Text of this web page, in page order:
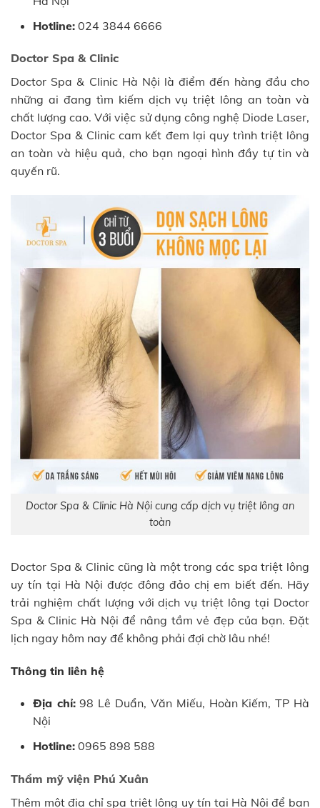
Hotline:024 3844 6666
Doctor Spa & Clinic
Doctor Spa & Clinic Hà Nội là điểm đến hàng đầu cho
những ai đang tìm kiếm dịch vụ triệt lông an toàn và
chất lượng cao. Với việc sử dụng công nghệ Diode Laser,
Doctor Spa & Clinic cam kết đem lại quy trình triệt lông
an toàn và hiệu quả, cho bạn ngoại hình đầy tự tin và
quyến rũ.
Doctor Spa & Clinic Hà Nội cung cấp dịch vụ triệt lông an
toàn
Doctor Spa & Clinic cũng là một trong các spa triệt lông
uy tín tại Hà Nội được đông đảo chị em biết đến. Hãy
trải nghiệm chất lượng với dịch vụ triệt lông tại Doctor
Spa & Clinic Hà Nội để nâng tầm vẻ đẹp của bạn. Đặt
lịch ngay hôm nay để không phải đợi chờ lâu nhé!
Thông tin liên hệ
Địa chỉ:98 Lê Duẩn, Văn Miếu, Hoàn Kiếm, TP Hà
Nội
Hotline:0965 898 588
Thẩm mỹ viện Phú Xuân
Thêm một địa chỉ spa triệt lông uy tín tại Hà Nội để bạn